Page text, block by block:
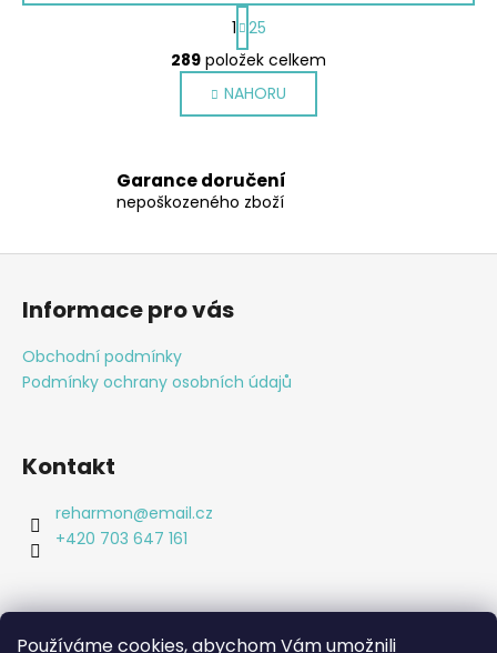
Používáme cookies, abychom Vám umožnili
O
v
l
á
a
c
p
v
ý
S
t
r
á
n
k
á
n
1 25
289 položek celkem
NAHORU
Garance doručení
nepoškozeného zboží
Informace pro vás
Obchodní podmínky
Podmínky ochrany osobních údajů
Kontakt
reharmon@email.cz
+420 703 647 161